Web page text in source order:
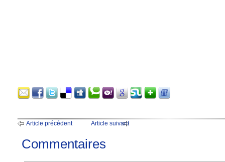
Article précédent Article suivant
Commentaires